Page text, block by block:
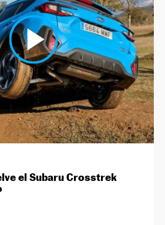
el Subaru Crosstrek